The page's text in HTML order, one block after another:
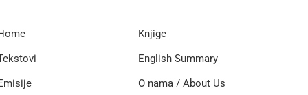
Knjige
English Summary
O nama / About Us